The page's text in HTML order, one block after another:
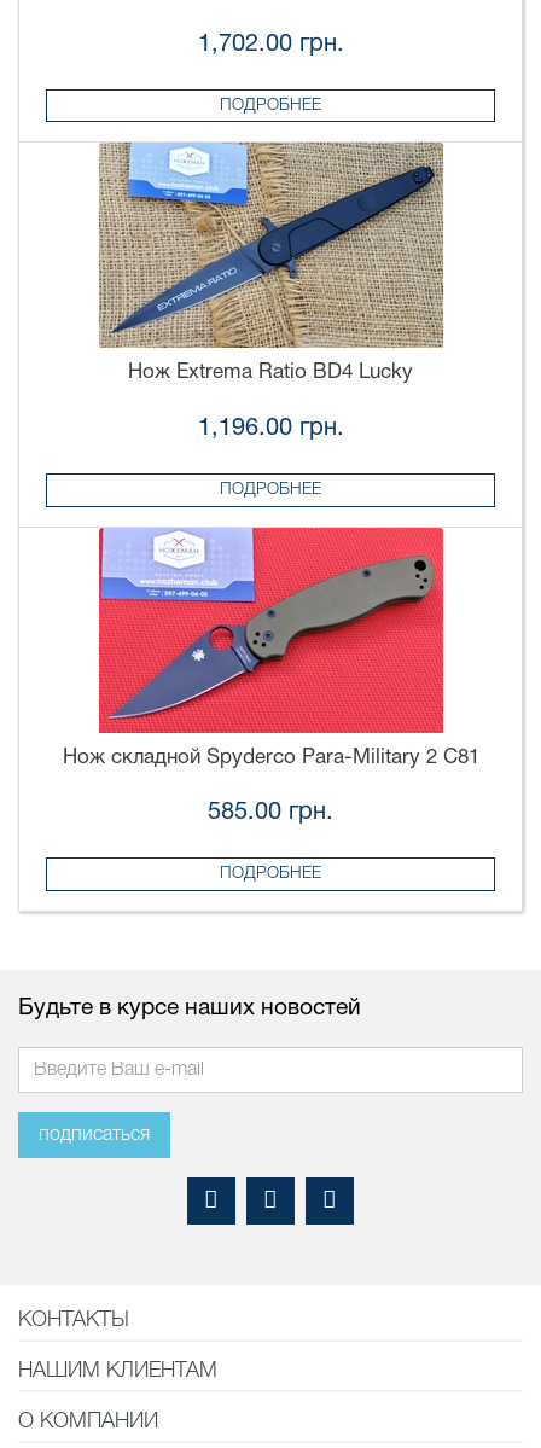
1,702.00 грн.
ПОДРОБНЕЕ
Нож Extrema Ratio BD4 Lucky
1,196.00 грн.
ПОДРОБНЕЕ
Нож складной Spyderco Para-Military 2 C81
585.00 грн.
ПОДРОБНЕЕ
Будьте в курсе наших новостей
подписаться
КОНТАКТЫ
НАШИМ КЛИЕНТАМ
О КОМПАНИИ